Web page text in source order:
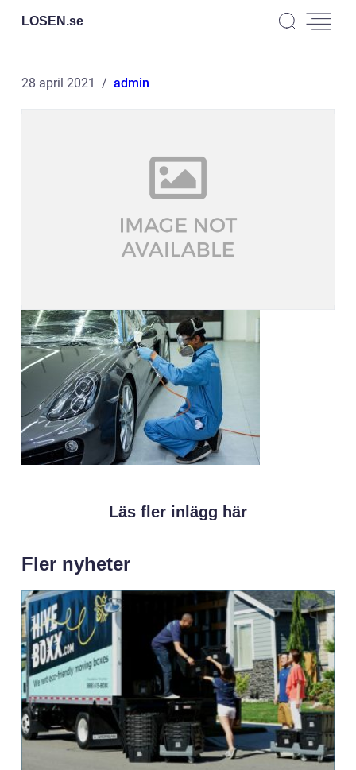
LOSEN.se
28 april 2021 admin
Läs fler inlägg här
Fler nyheter